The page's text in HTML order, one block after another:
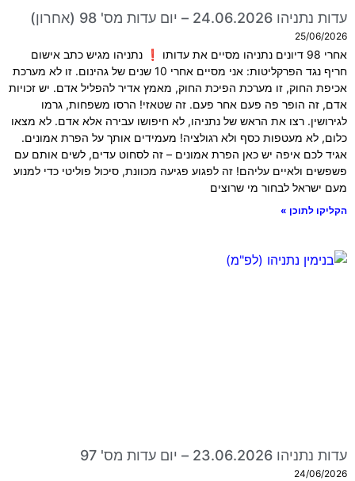
עדות נתניהו 24.06.2026 – יום עדות מס' 98 (אחרון)
25/06/2026
אחרי 98 דיונים נתניהו מסיים את עדותו ❗ נתניהו מגיש כתב אישום
חריף נגד הפרקליטות: אני מסיים אחרי 10 שנים של גהינום. זו לא מערכת
אכיפת החוק, זו מערכת הפיכת החוק, מאמץ אדיר להפליל אדם. יש זכויות
אדם, זה הופר פה פעם אחר פעם. זה שטאזי! הרסו משפחות, גרמו
לגירושין. רצו את הראש של נתניהו, לא חיפושו עבירה אלא אדם. לא מצאו
כלום, לא מעטפות כסף ולא רגולציה! מעמידים אותך על הפרת אמונים.
אגיד לכם איפה יש כאן הפרת אמונים – זה לסחוט עדים, לשים אותם עם
פשפשים ולאיים עליהם! זה לפגוע פגיעה מכוונת, סיכול פוליטי כדי למנוע
מעם ישראל לבחור מי שרוצים
הקליקו לתוכן »
עדות נתניהו 23.06.2026 – יום עדות מס' 97
24/06/2026